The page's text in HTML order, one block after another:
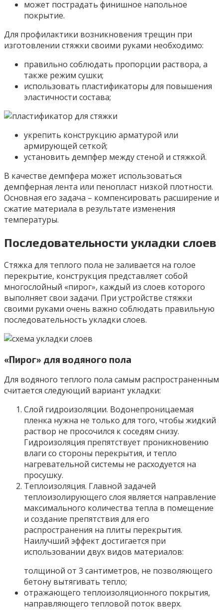
может пострадать финишное напольное
покрытие.
Для профилактики возникновения трещин при
изготовлении стяжки своими руками необходимо:
правильно соблюдать пропорции раствора, а
также режим сушки;
использовать пластификаторы для повышения
эластичности состава;
укрепить конструкцию арматурой или
армирующей сеткой;
установить демпфер между стеной и стяжкой.
В качестве демпфера может использоваться
демпферная лента или пенопласт низкой плотности.
Основная его задача – компенсировать расширение и
сжатие материала в результате изменения
температуры.
Последовательности укладки слоев
Стяжка для теплого пола не заливается на голое
перекрытие, конструкция представляет собой
многослойный «пирог», каждый из слоев которого
выполняет свои задачи. При устройстве стяжки
своими руками очень важно соблюдать правильную
последовательность укладки слоев.
«Пирог» для водяного пола
Для водяного теплого пола самым распространенным
считается следующий вариант укладки:
Слой гидроизоляции. Водонепроницаемая
пленка нужна не только для того, чтобы жидкий
раствор не просочился к соседям снизу.
Гидроизоляция препятствует проникновению
влаги со стороны перекрытия, и тепло
нагревательной системы не расходуется на
просушку.
Теплоизоляция. Главной задачей
теплоизолирующего слоя является направление
максимального количества тепла в помещение
и создание препятствия для его
распространения на плиты перекрытия.
Наилучший эффект достигается при
использовании двух видов материалов:
толщиной от 3 сантиметров, не позволяющего
бетону вытягивать тепло;
отражающего теплоизоляционного покрытия,
направляющего тепловой поток вверх.